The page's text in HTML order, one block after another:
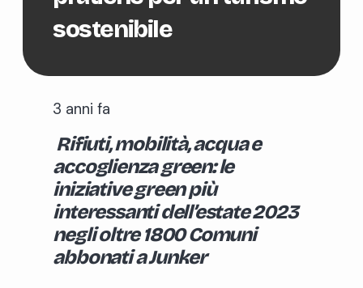
sostenibile
3 anni fa
Rifiuti, mobilità, acqua e
accoglienza green: le
iniziative green più
interessanti dell’estate 2023
negli oltre 1800 Comuni
abbonati a Junker